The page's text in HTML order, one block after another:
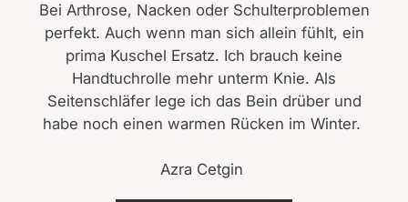
Bei Arthrose, Nacken oder Schulterproblemen
perfekt. Auch wenn man sich allein fühlt, ein
prima Kuschel Ersatz. Ich brauch keine
Handtuchrolle mehr unterm Knie. Als
Seitenschläfer lege ich das Bein drüber und
habe noch einen warmen Rücken im Winter.
Azra Cetgin